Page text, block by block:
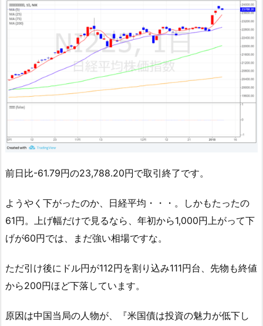
前日比-61.79円の23,788.20円で取引終了です。
ようやく下がったのか、日経平均・・・。しかもたったの
61円。上げ幅だけで見るなら、年初から1,000円上がって下
げが60円では、まだ強い相場ですな。
ただ引け後にドル円が112円を割り込み111円台、先物も終値
から200円ほど下落しています。
原因は中国当局の人物が、『米国債は投資の魅力が低下し